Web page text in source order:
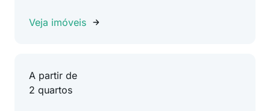
Veja imóveis
A partir de
2 quartos